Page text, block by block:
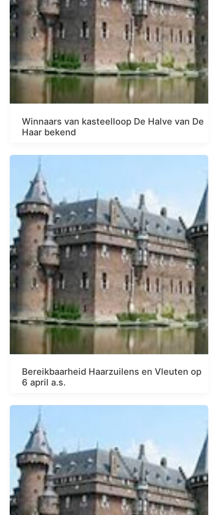
Winnaars van kasteelloop De Halve van De
Haar bekend
Bereikbaarheid Haarzuilens en Vleuten op
6 april a.s.